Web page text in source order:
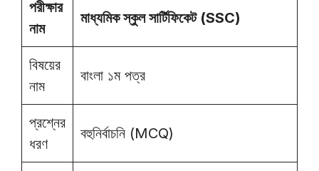
পরীক্ষার
নাম
মাধ্যমিক স্কুল সার্টিফিকেট (SSC)
বিষয়ের
নাম
বাংলা ১ম পত্র
প্রশ্নের
ধরণ
বহুনির্বাচনি (MCQ)